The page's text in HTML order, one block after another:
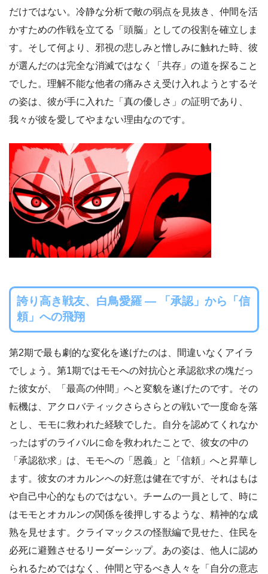
だけではない。冷静な分析で敵の弱点を見抜き、仲間を活
かすための作戦を立てる「頭脳」としての役割を確立しま
す。そして何より、邪視の悲しみと憎しみに触れた時、彼
が選んだのは完全な消滅ではなく「共存」の道を探ること
でした。理解不能な他者の痛みさえ受け入れようとするそ
の姿は、彼が手に入れた「真の優しさ」の証明であり、
我々が彼を愛してやまない理由なのです。
誇り高き戦友、白鳥愛羅 ― 「承認」から「信
頼」への飛翔
第2期で最も劇的な変化を遂げたのは、間違いなくアイラ
でしょう。第1期ではモモへの対抗心と承認欲求の塊だっ
た彼女が、「最高の仲間」へと変貌を遂げたのです。その
転機は、アクロバティックさらさらとの戦いで一度命を落
とし、モモに救われた経験でした。自分を認めてくれなか
ったはずのライバルに命を救われたことで、彼女の中の
「承認欲求」は、モモへの「恩義」と「信頼」へと昇華し
ます。彼女のオカルンへの好意は健在ですが、それはもは
や自己中心的なものではない。チームの一員として、時に
はモモとオカルンの関係を後押しするような、精神的な成
熟を見せます。クライマックスの怪獣編で見せた、住民を
必死に避難させるリーダーシップ。あの姿は、他人に認め
られるためではなく、仲間と守るべき人々を「自分の意志